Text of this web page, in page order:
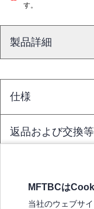
す。
製品詳細
仕様
返品および交換
MFTBCは
当社のウェブサ